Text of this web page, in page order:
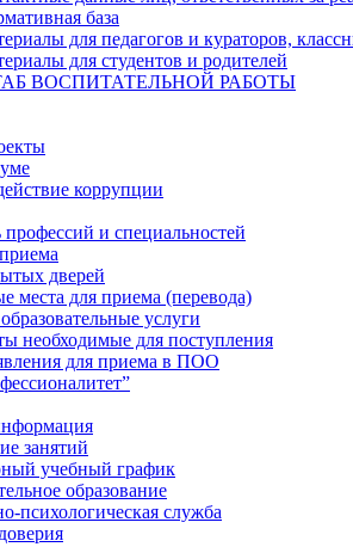
база
для педагогов и кураторов,
для студентов и родителей
ВОСПИТАТЕЛЬНОЙ РАБОТЫ
коррупции
профессий и специальностей
дверей
места для приема (перевода)
услуги
необходимые для поступления
для приема в ПОО
занятий
учебный график
образование
психологическая служба